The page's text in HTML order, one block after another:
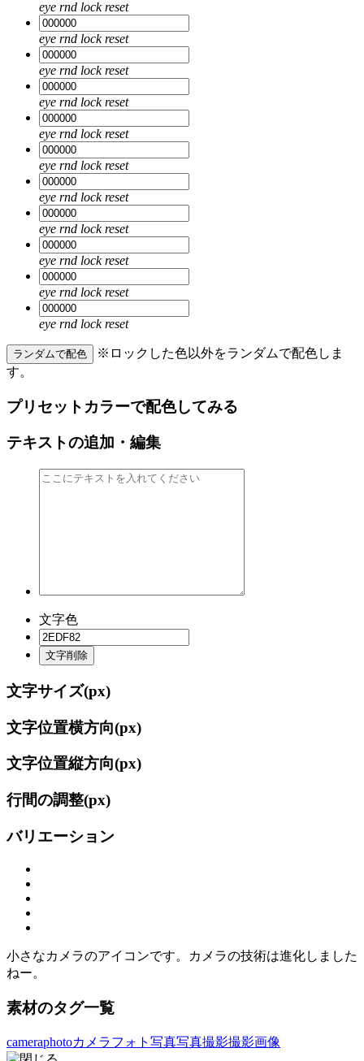
eye rnd lock reset
eye rnd lock reset
eye rnd lock reset
eye rnd lock reset
eye rnd lock reset
eye rnd lock reset
eye rnd lock reset
eye rnd lock reset
eye rnd lock reset
eye rnd lock reset
eye rnd lock reset
ランダムで配色
※ロックした色以外をランダムで配色しま
す。
プリセットカラーで配色してみる
テキストの追加・編集
文字色
文字削除
文字サイズ(px)
文字位置横方向(px)
文字位置縦方向(px)
行間の調整(px)
バリエーション
小さなカメラのアイコンです。カメラの技術は進化しました
ねー。
素材のタグ一覧
cameraphotoカメラフォト 写真写真撮影撮影画像